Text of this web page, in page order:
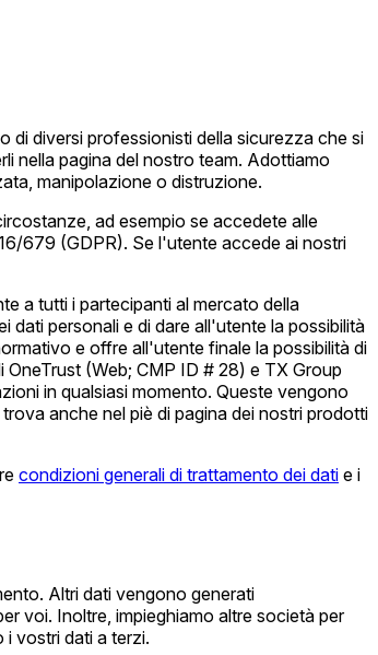
di diversi professionisti della sicurezza che si
nella pagina del nostro team. Adottiamo
manipolazione o distruzione.
ad esempio se accedete alle
679 (GDPR). Se l'utente accede ai nostri
a tutti i partecipanti al mercato della
dati personali e di dare all'utente la possibilità
e offre all'utente finale la possibilità di
(Web; CMP ID # 28) e TX Group
in qualsiasi momento. Queste vengono
anche nel piè di pagina dei nostri prodotti
condizioni generali di trattamento dei dati e i
Altri dati vengono generati
voi. Inoltre, impieghiamo altre società per
vostri dati a terzi.